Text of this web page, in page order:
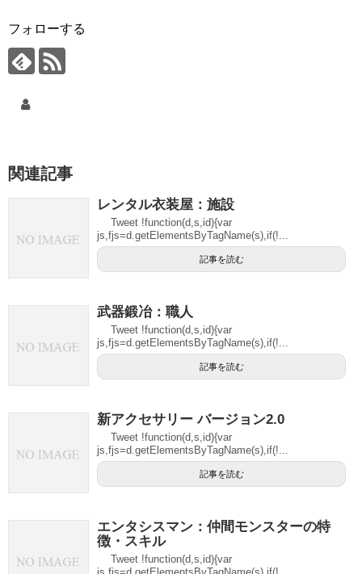
フォローする
関連記事
レンタル衣装屋：施設
Tweet !function(d,s,id){var
js,fjs=d.getElementsByTagName(s),if(!...
記事を読む
武器鍛冶：職人
Tweet !function(d,s,id){var
js,fjs=d.getElementsByTagName(s),if(!...
記事を読む
新アクセサリー バージョン2.0
Tweet !function(d,s,id){var
js,fjs=d.getElementsByTagName(s),if(!...
記事を読む
エンタシスマン：仲間モンスターの特
徴・スキル
Tweet !function(d,s,id){var